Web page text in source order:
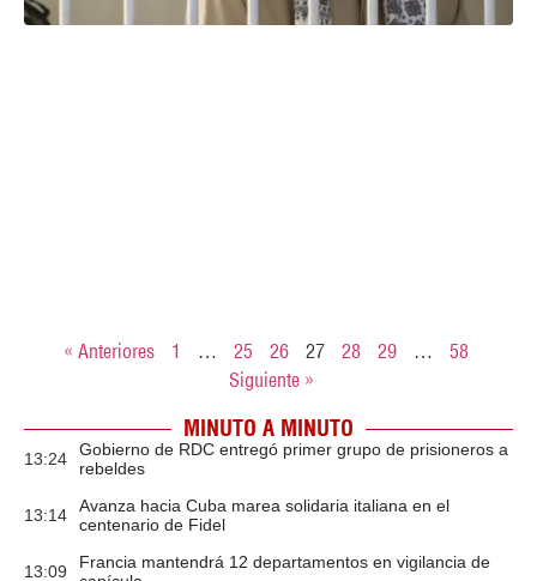
« Anteriores 1 … 25 26 27 28 29 …
58
Siguiente »
MINUTO A MINUTO
13:24
Gobierno de RDC entregó primer grupo de prisioneros a
rebeldes
13:14
Avanza hacia Cuba marea solidaria italiana en el
centenario de Fidel
13:09
Francia mantendrá 12 departamentos en vigilancia de